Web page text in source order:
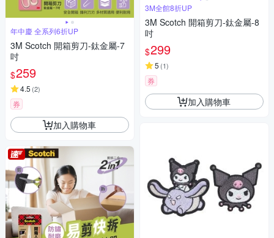
年中慶 全系列6折UP
3M Scotch 開箱剪刀-鈦金屬-7
吋
$259
4.5 (2)
券
加入購物車
3M全館8折UP
3M Scotch 開箱剪刀-鈦金屬-8
吋
$299
5 (1)
券
加入購物車